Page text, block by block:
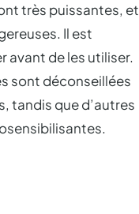
très puissantes, et
Il est
avant de les utiliser.
sont déconseillées
tandis que d’autres